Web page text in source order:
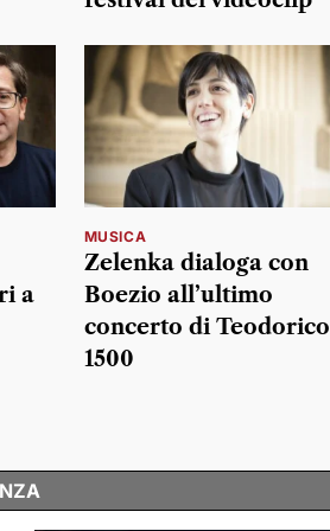
a
MUSICA
Zelenka dialoga con
Boezio all’ultimo
concerto di Teodorico
1500